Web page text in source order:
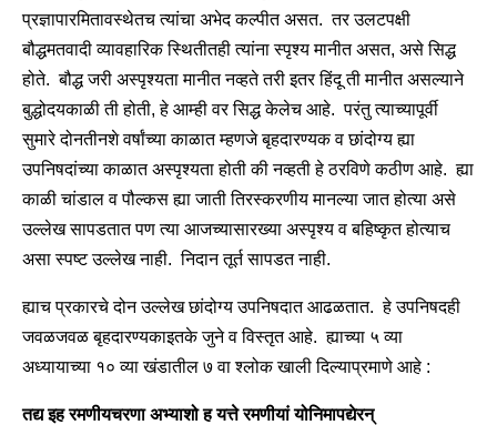
प्रज्ञापारमितावस्थेतच त्यांचा अभेद कल्पीत असत. तर उलटपक्षी
बौद्धमतवादी व्यावहारिक स्थितीतही त्यांना स्पृश्य मानीत असत, असे सिद्ध
होते. बौद्ध जरी अस्पृश्यता मानीत नव्हते तरी इतर हिंदू ती मानीत असल्याने
बुद्धोदयकाळी ती होती, हे आम्ही वर सिद्ध केलेच आहे. परंतु त्याच्यापूर्वी
सुमारे दोनतीनशे वर्षांच्या काळात म्हणजे बृहदारण्यक व छांदोग्य ह्या
उपनिषदांच्या काळात अस्पृश्यता होती की नव्हती हे ठरविणे कठीण आहे. ह्या
काळी चांडाल व पौल्कस ह्या जाती तिरस्करणीय मानल्या जात होत्या असे
उल्लेख सापडतात पण त्या आजच्यासारख्या अस्पृश्य व बहिष्कृत होत्याच
असा स्पष्ट उल्लेख नाही. निदान तूर्त सापडत नाही.
ह्याच प्रकारचे दोन उल्लेख छांदोग्य उपनिषदात आढळतात. हे उपनिषदही
जवळजवळ बृहदारण्यकाइतके जुने व विस्तृत आहे. ह्याच्या ५ व्या
अध्यायाच्या १० व्या खंडातील ७ वा श्लोक खाली दिल्याप्रमाणे आहे :
तद्य इह रमणीयचरणा अभ्याशो ह यत्ते रमणीयां योनिमापद्येरन्